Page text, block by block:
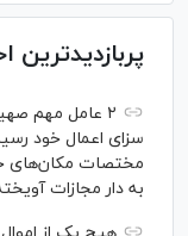
پربازدیدترین
سزای اعمال خود
مختصات مکان‌های
به دار مجازات